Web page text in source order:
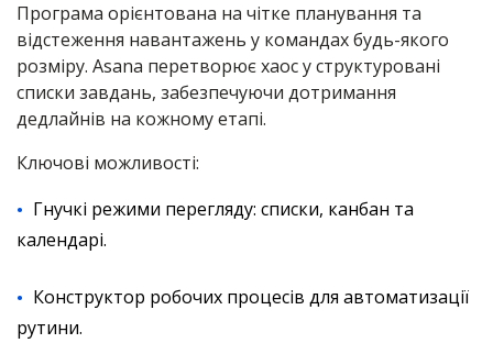
Програма орієнтована на чітке планування та
відстеження навантажень у командах будь-якого
розміру. Asana перетворює хаос у структуровані
списки завдань, забезпечуючи дотримання
дедлайнів на кожному етапі.
Ключові можливості:
Гнучкі режими перегляду: списки, канбан та
календарі.
Конструктор робочих процесів для автоматизації
рутини.